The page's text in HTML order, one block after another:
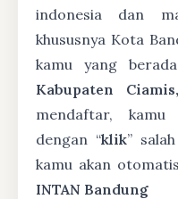
indonesia dan
khususnya Kota
kamu yang
Kabupaten
mendaftar, kamu
dengan “klik”
kamu akan
INTAN Bandung